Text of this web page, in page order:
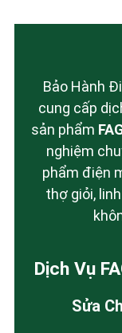
Bảo Hành
cung cấp
sản phẩm
nghiệm
phẩm điện
thợ giỏi,
Dịch Vụ
Sửa